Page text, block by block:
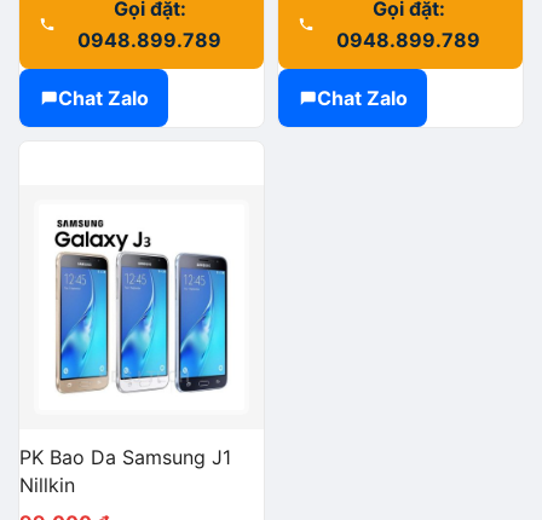
Gọi đặt:
0948.899.789
Chat Zalo
Gọi đặt:
0948.899.789
Chat Zalo
PK Bao Da Samsung J1
Nillkin